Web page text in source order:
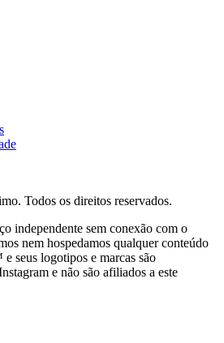
Todos os direitos reservados.
independente sem conexão com o
nem hospedamos qualquer conteúdo
seus logotipos e marcas são
e não são afiliados a este